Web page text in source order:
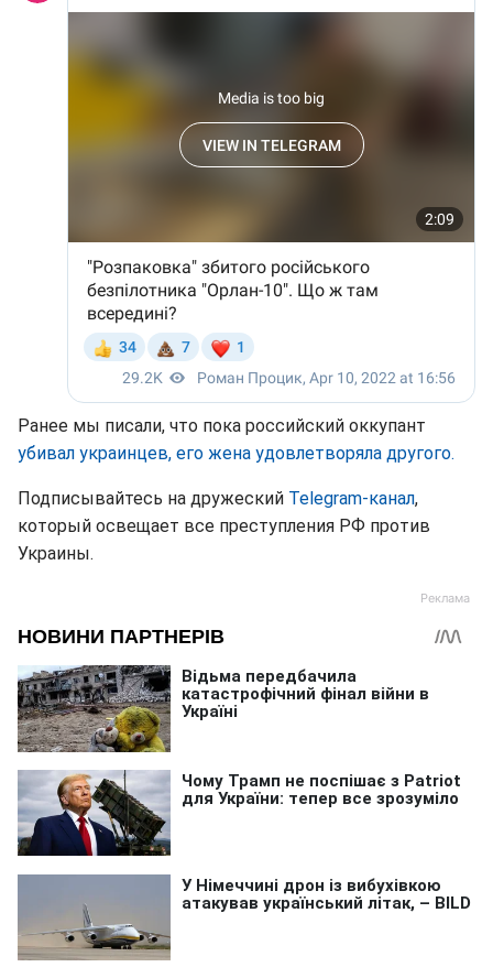
Ранее мы писали, что пока российский оккупант
убивал украинцев, его жена удовлетворяла другого.
Подписывайтесь на дружеский Telegram-канал,
который освещает все преступления РФ против
Украины.